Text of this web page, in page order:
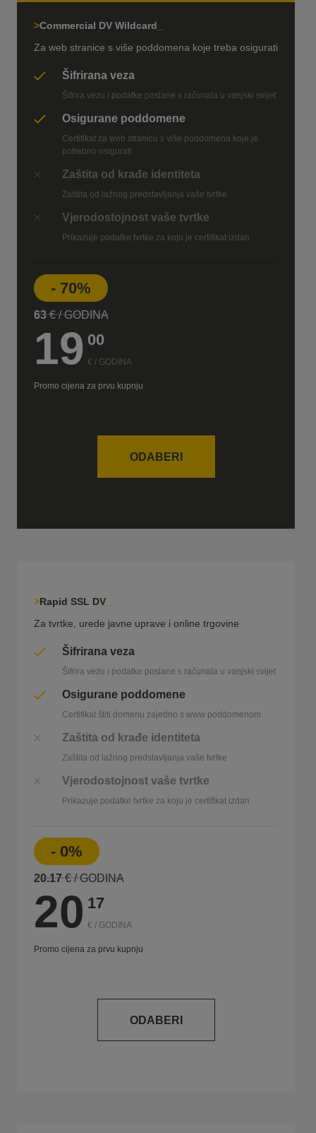
Commercial DV Wildcard
Za web stranice s više poddomena koje treba osigurati
Šifrirana veza
Šifrira vezu i podatke poslane s računala u vanjski svijet
Osigurane poddomene
Certifikat za web stranicu s više poddomena koje je
potrebno osigurati
Zaštita od krađe identiteta
Zaštita od lažnog predstavljanja vaše tvrtke
Vjerodostojnost vaše tvrtke
Prikazuje podatke tvrtke za koju je certifikat izdan
63 € / GODINA
- 70%
19 00
€ / GODINA
Promo cijena za prvu kupnju
ODABERI
Rapid SSL DV
Za tvrtke, urede javne uprave i online trgovine
Šifrirana veza
Šifrira vezu i podatke poslane s računala u vanjski svijet
Osigurane poddomene
Certifikat štiti domenu zajedno s www poddomenom
Zaštita od krađe identiteta
Zaštita od lažnog predstavljanja vaše tvrtke
Vjerodostojnost vaše tvrtke
Prikazuje podatke tvrtke za koju je certifikat izdan
20.17 € / GODINA
- 0%
20 17
€ / GODINA
Promo cijena za prvu kupnju
ODABERI